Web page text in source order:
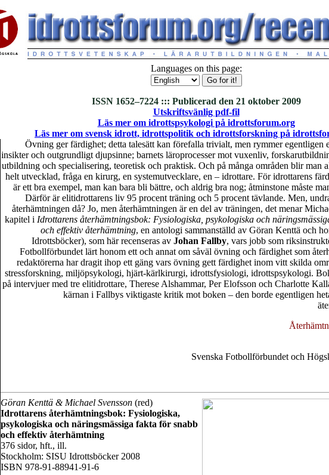
Languages on this page:
ISSN 1652–7224 ::: Publicerad den 21 oktober 2009
Utskriftsvänlig pdf-fil
Läs mer om idrottspsykologi på idrottsforum.org
Läs mer om svensk idrott, idrottspolitik och idrottsforskning på
Övning ger färdighet; detta talesätt kan förefalla trivialt, men rymmer egentligen
insikter och outgrundligt djupsinne; barnets läroprocesser mot vuxenliv,
utbildning och specialisering, teoretisk och praktisk. Och på många områden blir man
helt utvecklad, fråga en kirurg, en systemutvecklare, en – idrottare. För idrottarens
är ett bra exempel, man kan bara bli bättre, och aldrig bra nog; åtminstone måste
Därför är elitidrottarens liv 95 procent träning och 5 procent tävlande. Men,
återhämtningen då? Jo, men återhämtningen är en del av träningen, det menar
kapitel i Idrottarens återhämtningsbok: Fysiologiska, psykologiska och
och effektiv återhämtning, en antologi sammanställd av Göran Kenttä och
Idrottsböcker), som här recenseras av Johan Fallby, vars jobb som
Fotbollförbundet lärt honom ett och annat om såväl övning och färdighet som
redaktörerna har dragit ihop ett gäng vars övning gett färdighet inom vitt skilda
stressforskning, miljöpsykologi, hjärt-kärlkirurgi, idrottsfysiologi, idrottspsykologi.
på intervjuer med tre elitidrottare, Therese Alshammar, Per Elofsson och Charlotte
kärnan i Fallbys viktigaste kritik mot boken – den borde egentligen
Svenska Fotbollförbundet och
Göran Kenttä & Michael Svensson (red)
Idrottarens återhämtningsbok: Fysiologiska,
psykologiska och näringsmässiga fakta för snabb
och effektiv återhämtning
376 sidor, hft., ill.
Stockholm: SISU Idrottsböcker 2008
ISBN 978-91-88941-91-6